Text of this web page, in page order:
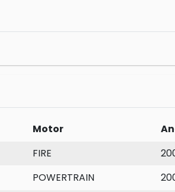
Motor
FIRE
POWERTRAIN